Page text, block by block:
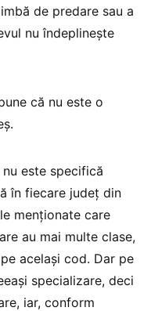
de predare sau a
nu îndeplineşte
că nu este o
este specifică
în fiecare judeţ din
menţionate care
au mai multe clase,
acelaşi cod. Dar pe
specializare, deci
iar, conform